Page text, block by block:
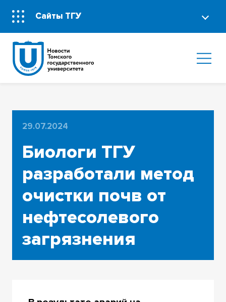
Сайты ТГУ
29.07.2024
Биологи ТГУ
разработали метод
очистки почв от
нефтесолевого
загрязнения